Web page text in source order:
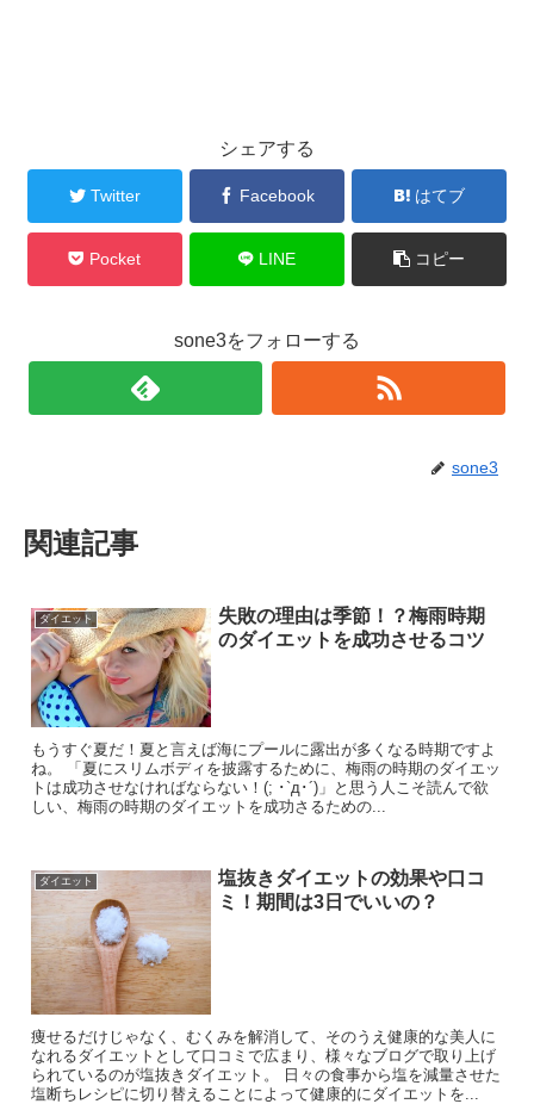
シェアする
Twitter Facebook はてブ
Pocket LINE コピー
sone3をフォローする
sone3
関連記事
ダイエット
失敗の理由は季節！？梅雨時期
のダイエットを成功させるコツ
もうすぐ夏だ！夏と言えば海にプールに露出が多くなる時期ですよ
ね。 「夏にスリムボディを披露するために、梅雨の時期のダイエッ
トは成功させなければならない！(; ･`д･´)」と思う人こそ読んで欲
しい、梅雨の時期のダイエットを成功さるための...
ダイエット
塩抜きダイエットの効果や口コ
ミ！期間は3日でいいの？
痩せるだけじゃなく、むくみを解消して、そのうえ健康的な美人に
なれるダイエットとして口コミで広まり、様々なブログで取り上げ
られているのが塩抜きダイエット。 日々の食事から塩を減量させた
塩断ちレシピに切り替えることによって健康的にダイエットを...